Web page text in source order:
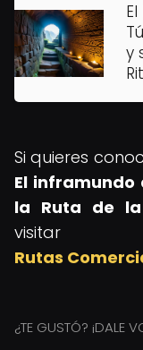
y
Si quieres
El inframundo
la Ruta de la
visitar
Rutas
¿TE GUSTÓ? ¡DALE